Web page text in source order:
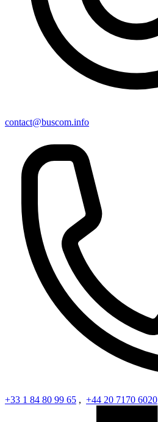
contact@buscom.info
+33 1 84 80 99 65 , +44 20 7170 6020